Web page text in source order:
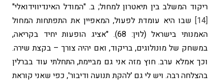
ריקוד המשלב בין תיאטרון למחול; ב. "המודל האינדיווידואלי"
[14]
שבו היא עומדת לפעול, המאפיין את התפתחות המחול
האמנותי בישראל (לוין: 68). "אציג הופעות יחיד בקריאה,
במשחק של מונולוגים, בריקוד, ואם יהיה צורך – בקצת שירה.
וכך אמלא ערב. חוץ מזה אני גם מביימת, התחלתי עוד בברלין
בהצלחה רבה. ויש לי גם 'להקת תנועה ודיבור', כפי שאני קוראת